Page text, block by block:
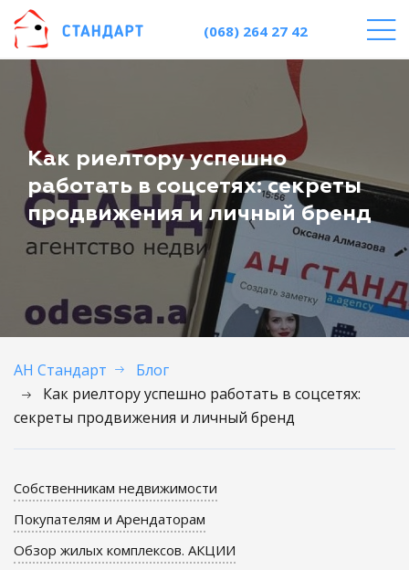
(068) 264 27 42
Как риелтору успешно
работать в соцсетях: секреты
продвижения и личный бренд
АН Стандарт
Блог
Как риелтору успешно работать в соцсетях:
секреты продвижения и личный бренд
Собственникам недвижимости
Покупателям и Арендаторам
Обзор жилых комплексов. АКЦИИ